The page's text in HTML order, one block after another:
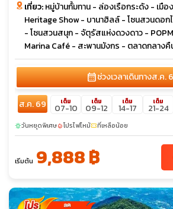
เที่ยว:หมู่บ้านกั้มทาน - ล่องเรือกระดัง - เมื
Heritage Show - บานาฮิลล์ - โซนสวนดอก
- โซนสวนสนุก - จัตุรัสแห่งดวงดาว -
Marina Café - สะพานมังกร - ตลาดกลางคื
calendar_monthช่วงเวลาเดินทางส.ค.
ส.ค. 69 เต็ม
07-10
เต็ม
09-12
เต็ม
14-17
เต็ม
21-24
sunnyวันหยุดพิเศษlocal_fire_departmentโปรไฟไหม้confirmation_numberที่เหลือน้อย
เริ่มต้น 9,888 ฿